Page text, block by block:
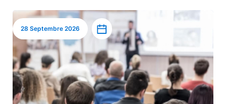
Image
28 Septembre 2026 Ajouter à l’agenda